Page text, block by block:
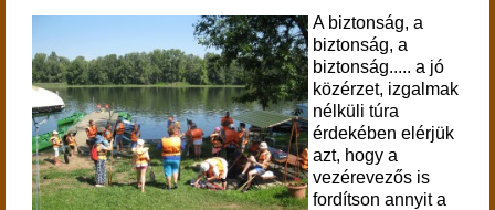
A biztonság, a
biztonság, a
biztonság..... a jó
közérzet, izgalmak
nélküli túra
érdekében elérjük
azt, hogy a
vezérevezős is
fordítson annyit a